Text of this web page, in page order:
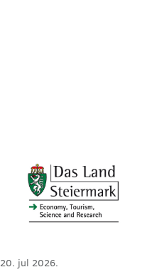
20. jul 2026.